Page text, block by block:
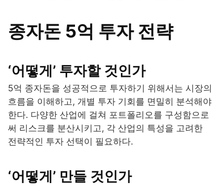
종자돈 5억 투자 전략
‘어떻게’ 투자할 것인가
5억 종자돈을 성공적으로 투자하기 위해서는 시장의
흐름을 이해하고, 개별 투자 기회를 면밀히 분석해야
한다. 다양한 산업에 걸쳐 포트폴리오를 구성함으로
써 리스크를 분산시키고, 각 산업의 특성을 고려한
전략적인 투자 선택이 필요하다.
‘어떻게’ 만들 것인가